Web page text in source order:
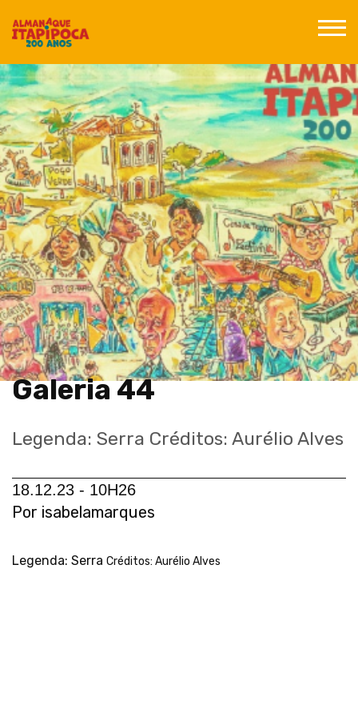
Posts
Galeria 44
Legenda: Serra Créditos: Aurélio Alves
18.12.23 - 10H26
Por isabelamarques
Legenda: Serra Créditos: Aurélio Alves